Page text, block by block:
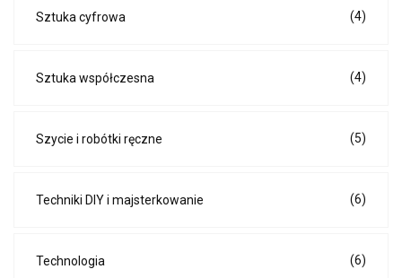
Sztuka cyfrowa (4)
Sztuka współczesna (4)
Szycie i robótki ręczne (5)
Techniki DIY i majsterkowanie (6)
Technologia (6)